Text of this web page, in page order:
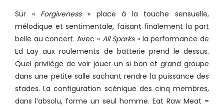
Sur « Forgiveness» place à la touche sensuelle,
mélodique et sentimentale, faisant finalement la part
belle au concert. Avec « All Sparks» la performance de
Ed Lay aux roulements de batterie prend le dessus.
Quel privilège de voir jouer un si bon et grand groupe
dans une petite salle sachant rendre la puissance des
stades. La configuration scénique des cinq membres,
dans l’absolu, forme un seul homme. Eat Raw Meat =